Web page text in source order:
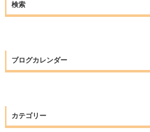
検索
ブログカレンダー
カテゴリー